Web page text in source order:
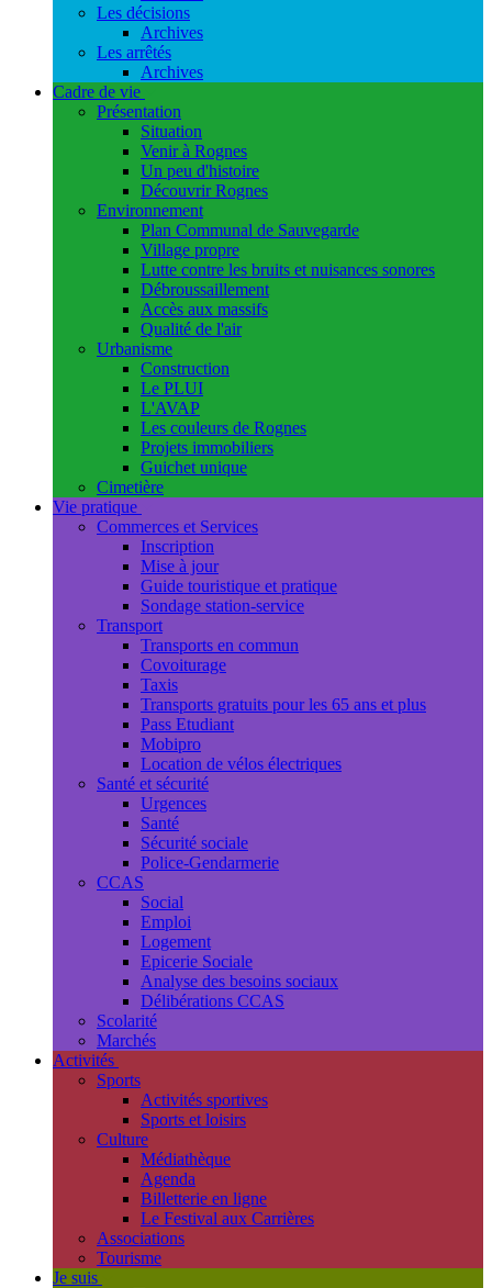
Les décisions
Archives
Les arrêtés
Archives
Cadre de vie
Présentation
Situation
Venir à Rognes
Un peu d'histoire
Découvrir Rognes
Environnement
Plan Communal de Sauvegarde
Village propre
Lutte contre les bruits et nuisances sonores
Débroussaillement
Accès aux massifs
Qualité de l'air
Urbanisme
Construction
Le PLUI
L'AVAP
Les couleurs de Rognes
Projets immobiliers
Guichet unique
Cimetière
Vie pratique
Commerces et Services
Inscription
Mise à jour
Guide touristique et pratique
Sondage station-service
Transport
Transports en commun
Covoiturage
Taxis
Transports gratuits pour les 65 ans et plus
Pass Etudiant
Mobipro
Location de vélos électriques
Santé et sécurité
Urgences
Santé
Sécurité sociale
Police-Gendarmerie
CCAS
Social
Emploi
Logement
Epicerie Sociale
Analyse des besoins sociaux
Délibérations CCAS
Scolarité
Marchés
Activités
Sports
Activités sportives
Sports et loisirs
Culture
Médiathèque
Agenda
Billetterie en ligne
Le Festival aux Carrières
Associations
Tourisme
Je suis